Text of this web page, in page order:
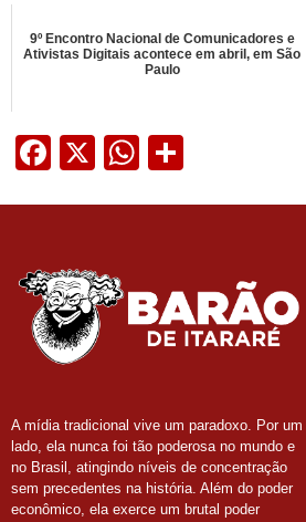
9º Encontro Nacional de Comunicadores e
Ativistas Digitais acontece em abril, em São
Paulo
Facebook
X WhatsApp
A mídia tradicional vive um paradoxo. Por um
lado, ela nunca foi tão poderosa no mundo e
no Brasil, atingindo níveis de concentração
sem precedentes na história. Além do poder
econômico, ela exerce um brutal poder